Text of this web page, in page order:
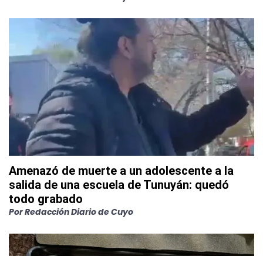
Amenazó de muerte a un adolescente a la
salida de una escuela de Tunuyán: quedó
todo grabado
PorRedacción Diario de Cuyo